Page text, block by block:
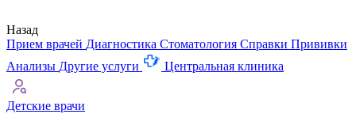
Назад
Прием врачей Диагностика Стоматология Справки Прививки
Анализы Другие услуги Центральная клиника
Детские врачи